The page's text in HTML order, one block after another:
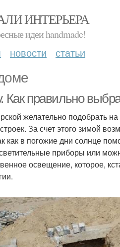
ИНТЕРЬЕРА
идеи handmade!
новости статьи
Как правильно
желательно подобрать
За счет этого зимой
как в погожие дни солнце
приборы или
освещение, которое,